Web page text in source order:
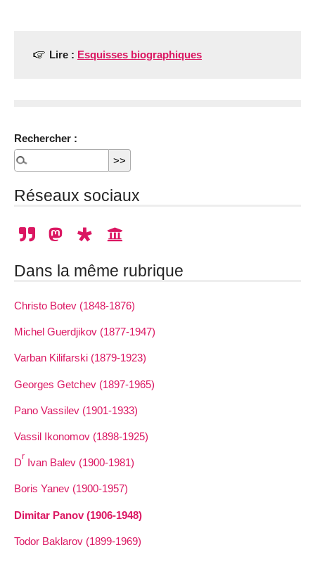
Lire : Esquisses biographiques
Rechercher :
Réseaux sociaux
Dans la même rubrique
Christo Botev (1848-1876)
Michel Guerdjikov (1877-1947)
Varban Kilifarski (1879-1923)
Georges Getchev (1897-1965)
Pano Vassilev (1901-1933)
Vassil Ikonomov (1898-1925)
Dr Ivan Balev (1900-1981)
Boris Yanev (1900-1957)
Dimitar Panov (1906-1948)
Todor Baklarov (1899-1969)